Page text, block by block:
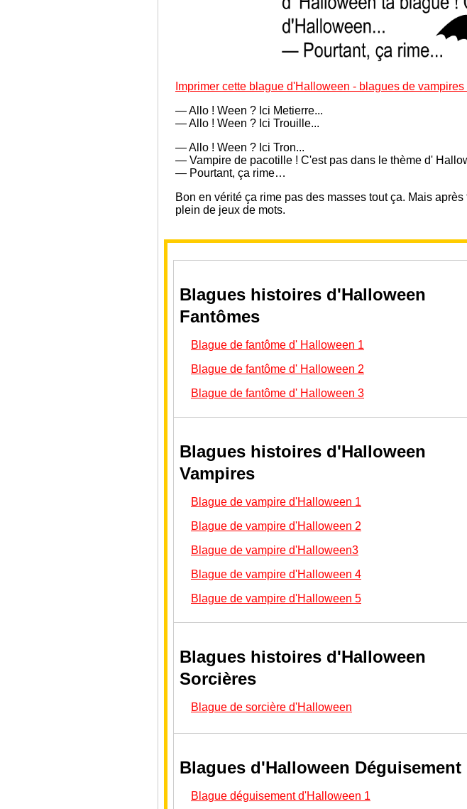
Imprimer cette blague d'Halloween - blagues de
— Allo ! Ween ? Ici Metierre...
— Allo ! Ween ? Ici Trouille...
— Allo ! Ween ? Ici Tron...
— Vampire de pacotille ! C'est pas dans le thème d'
— Pourtant, ça rime…
Bon en vérité ça rime pas des masses tout ça. Mais
plein de jeux de mots.
Blagues histoires d'Halloween
Fantômes
Blague de fantôme d' Halloween 1
Blague de fantôme d' Halloween 2
Blague de fantôme d' Halloween 3
Blagues histoires d'Halloween
Vampires
Blague de vampire d'Halloween 1
Blague de vampire d'Halloween 2
Blague de vampire d'Halloween3
Blague de vampire d'Halloween 4
Blague de vampire d'Halloween 5
Blagues histoires d'Halloween
Sorcières
Blague de sorcière d'Halloween
Blagues d'Halloween Déguisement
Blague déguisement d'Halloween 1